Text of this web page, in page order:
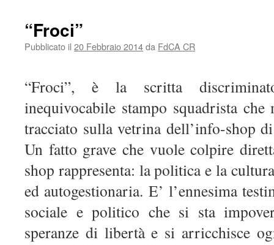
“Froci”
Pubblicato il 20 Febbraio 2014da FdCA CR
“Froci”, è la scritta
inequivocabile stampo squadrista
tracciato sulla vetrina dell’info-shop
Un fatto grave che vuole colpire
shop rappresenta: la politica e la
ed autogestionaria. E’ l’ennesima
sociale e politico che si sta
speranze di libertà e si arricchisce